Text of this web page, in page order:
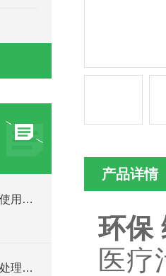
小型医疗用污水处理设备的使用注意事项
安全环保，用小型医疗废水处理设备
产品详情
环保
医疗